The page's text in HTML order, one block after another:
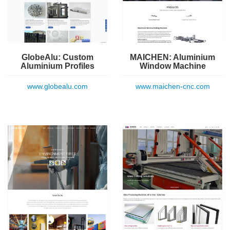
GlobeAlu: Custom
Aluminium Profiles
www.globealu.com
MAICHEN: Aluminium
Window Machine
www.maichen-cnc.com